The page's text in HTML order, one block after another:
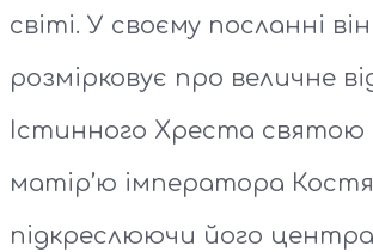
світі. У своєму посланні він
розмірковує про величне
Істинного Хреста святою
матір’ю імператора
підкреслюючи його